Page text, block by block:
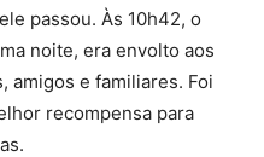
passou. Às 10h42, o
noite, era envolto aos
amigos e familiares. Foi
recompensa para